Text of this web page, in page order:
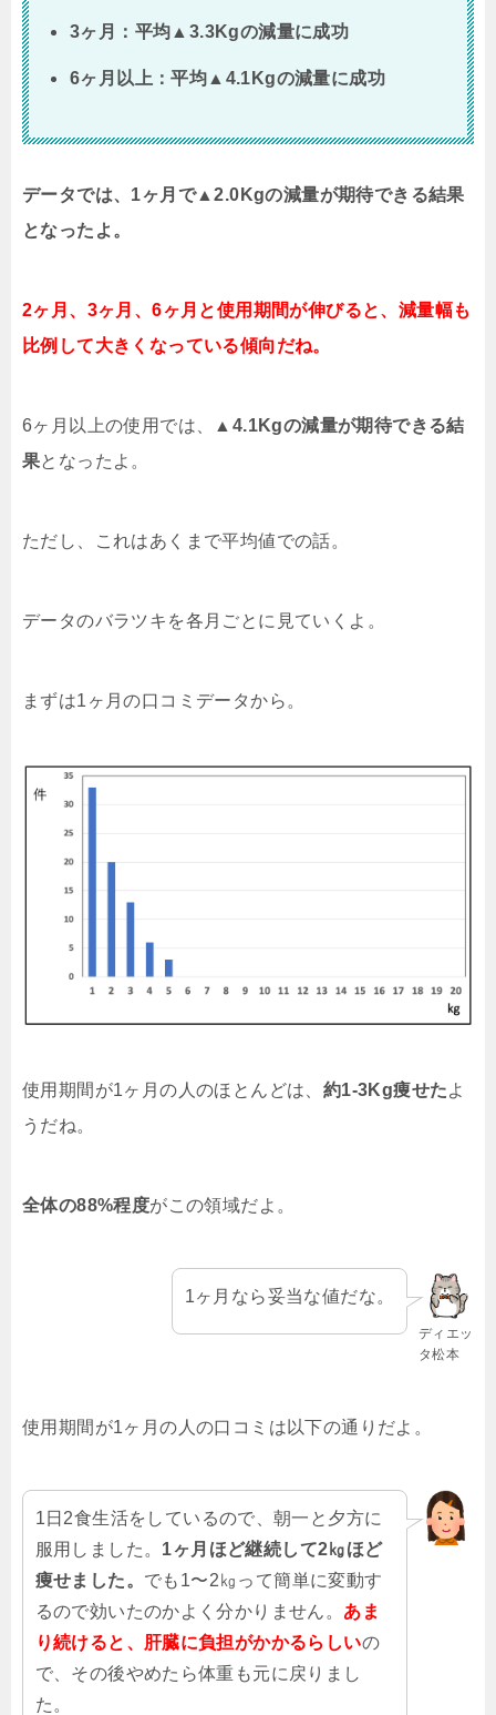
3ヶ月：平均▲3.3Kgの減量に成功
6ヶ月以上：平均▲4.1Kgの減量に成功
データでは、1ヶ月で▲2.0Kgの減量が期待できる結果
となったよ。
2ヶ月、3ヶ月、6ヶ月と使用期間が伸びると、減量幅も
比例して大きくなっている傾向だね。
6ヶ月以上の使用では、
▲4.1Kgの減量が期待できる結
果となったよ。
ただし、これはあくまで平均値での話。
データのバラツキを各月ごとに見ていくよ。
まずは1ヶ月の口コミデータから。
使用期間が1ヶ月の人のほとんどは、 約1-3Kg痩せたよ
うだね。
全体の88%程度がこの領域だよ。
ディエッ
タ松本
1ヶ月なら妥当な値だな。
使用期間が1ヶ月の人の口コミは以下の通りだよ。
1日2食生活をしているので、朝一と夕方に
服用しました。 1ヶ月ほど継続して2㎏ほど
痩せました。 でも1〜2㎏って簡単に変動す
るので効いたのかよく分かりません。 あま
り続けると、肝臓に負担がかかるらしいの
で、その後やめたら体重も元に戻りまし
た。